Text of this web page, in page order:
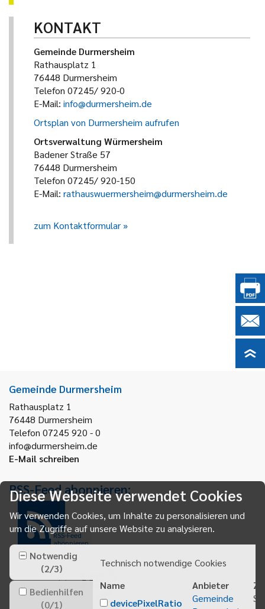
KONTAKT
Gemeinde Durmersheim
Rathausplatz 1
76448 Durmersheim
Telefon 07245/ 920-0
E-Mail: info@durmersheim.de
Ortsplan von Durmersheim aufrufen
Ortsverwaltung Würmersheim
Badener Straße 57
76448 Durmersheim
Telefon 07245/ 920-150
E-Mail: rathauswuermersheim@durmersheim.de
zum Kontaktformular
Gemeinde Durmersheim
Rathausplatz 1
76448 Durmersheim
Telefon 07245 920 - 0
info@durmersheim.de
E-Mail schreiben
RSS-Feed abonnieren:
RSS-Feed
abonnieren
Diese Webseite verwendet Cookies
Wir verwenden Cookies, um Inhalte zu personalisieren und
um die Zugriffe auf unsere Website zu analysieren.
Notwendig
(2/3)
Bedienhilfen
(0/1)
Technisch notwendige Cookies
Name
Anbieter
devicePixelRatio
Gemeinde